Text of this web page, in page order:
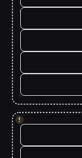
!